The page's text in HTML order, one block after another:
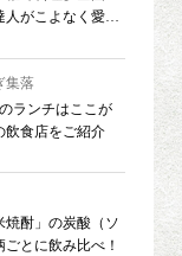
人がこよなく愛す
集落
ランチはここが
飲食店をご紹介
焼酎」の炭酸（ソ
とに飲み比べ！